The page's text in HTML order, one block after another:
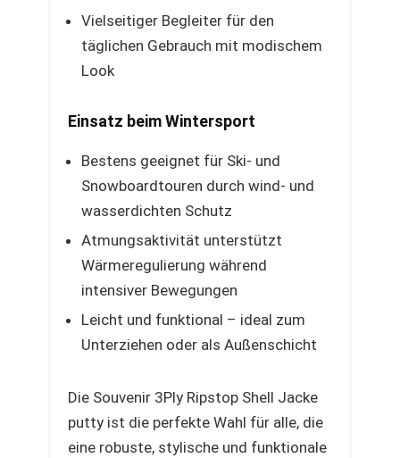
Vielseitiger Begleiter für den
täglichen Gebrauch mit modischem
Look
Einsatz beim Wintersport
Bestens geeignet für Ski- und
Snowboardtouren durch wind- und
wasserdichten Schutz
Atmungsaktivität unterstützt
Wärmeregulierung während
intensiver Bewegungen
Leicht und funktional – ideal zum
Unterziehen oder als Außenschicht
Die Souvenir 3Ply Ripstop Shell Jacke
putty ist die perfekte Wahl für alle, die
eine robuste, stylische und funktionale